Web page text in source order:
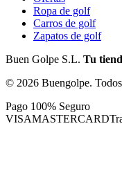
Ropa de golf
Carros de golf
Zapatos de golf
Buen Golpe S.L. Tu
© 2026 Buengolpe.
Pago 100% Seguro
VISAMASTERCARD